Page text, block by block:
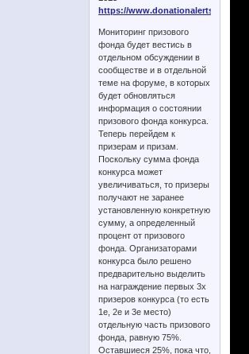
https://www.donationalerts.com/r/
Мониторинг призового
фонда будет вестись в
отдельном обсуждении в
сообществе и в отдельной
теме на форуме, в которых
будет обновляться
информация о состоянии
призового фонда конкурса.
Теперь перейдем к
призерам и призам.
Поскольку сумма фонда
конкурса может
увеличиваться, то призеры
получают не заранее
установленную конкретную
сумму, а определенный
процент от призового
фонда. Организаторами
конкурса было решено
предварительно выделить
на награждение первых 3х
призеров конкурса (то есть
1е, 2е и 3е место)
отдельную часть призового
фонда, равную 75%.
Оставшиеся 25%, пока что,